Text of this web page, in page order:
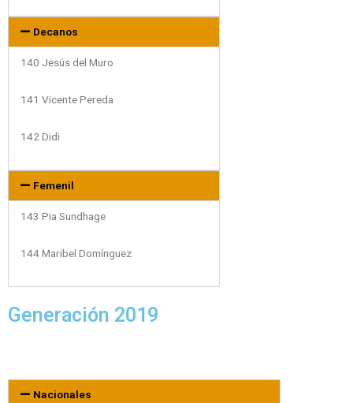
Decanos
140 Jesús del Muro
141 Vicente Pereda
142 Didi
Femenil
143 Pia Sundhage
144 Maribel Domínguez
Generación 2019
Nacionales